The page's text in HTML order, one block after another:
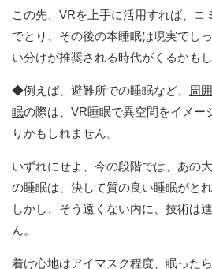
この先、VRを上手に活用すれば、コ
でとり、その後の本睡眠は現実でし
い分けが推奨される時代がくるかもし
◆例えば、避難所での睡眠など、
周
眠の際は、VR睡眠で異空間をイメー
りかもしれません。
いずれにせよ、今の段階では、あの
の睡眠は、決して質の良い睡眠がと
しかし、そう遠くない内に、技術は
ん。
着け心地はアイマスク程度、眠った